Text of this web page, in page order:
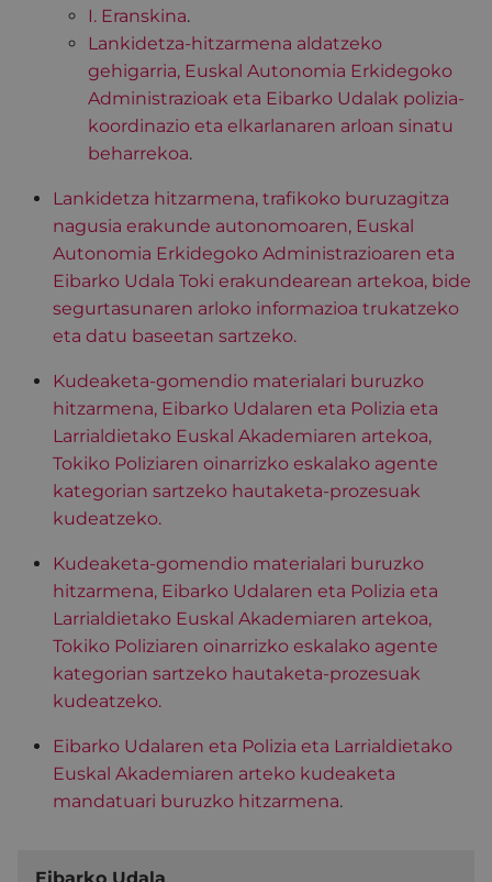
I. Eranskina.
Lankidetza-hitzarmena aldatzeko
gehigarria, Euskal Autonomia Erkidegoko
Administrazioak eta Eibarko Udalak polizia-
koordinazio eta elkarlanaren arloan sinatu
beharrekoa.
Lankidetza hitzarmena, trafikoko buruzagitza
nagusia erakunde autonomoaren, Euskal
Autonomia Erkidegoko Administrazioaren eta
Eibarko Udala Toki erakundearean artekoa, bide
segurtasunaren arloko informazioa trukatzeko
eta datu baseetan sartzeko.
Kudeaketa-gomendio materialari buruzko
hitzarmena, Eibarko Udalaren eta Polizia eta
Larrialdietako Euskal Akademiaren artekoa,
Tokiko Poliziaren oinarrizko eskalako agente
kategorian sartzeko hautaketa-prozesuak
kudeatzeko.
Kudeaketa-gomendio materialari buruzko
hitzarmena, Eibarko Udalaren eta Polizia eta
Larrialdietako Euskal Akademiaren artekoa,
Tokiko Poliziaren oinarrizko eskalako agente
kategorian sartzeko hautaketa-prozesuak
kudeatzeko.
Eibarko Udalaren eta Polizia eta Larrialdietako
Euskal Akademiaren arteko kudeaketa
mandatuari buruzko hitzarmena.
Eibarko Udala